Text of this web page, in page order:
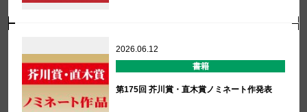
2026.06.12
書籍
第175回 芥川賞・直木賞ノミネート作発表